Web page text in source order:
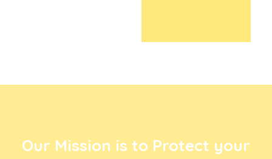
Our Mission is to Protect your